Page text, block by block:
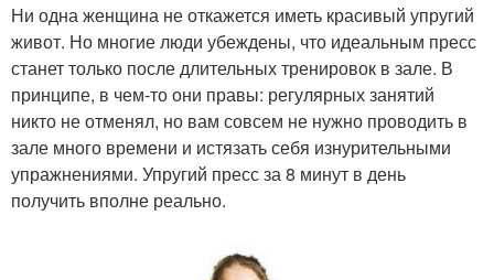
Ни одна женщина не откажется иметь красивый упругий
живот. Но многие люди убеждены, что идеальным пресс
станет только после длительных тренировок в зале. В
принципе, в чем-то они правы: регулярных занятий
никто не отменял, но вам совсем не нужно проводить в
зале много времени и истязать себя изнурительными
упражнениями. Упругий пресс за 8 минут в день
получить вполне реально.